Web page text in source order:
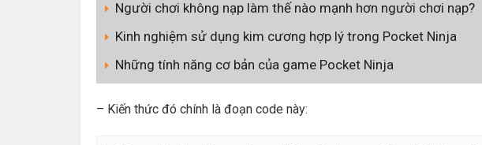
Người chơi không nạp làm thế nào mạnh hơn người chơi nạp?
Kinh nghiệm sử dụng kim cương hợp lý trong Pocket Ninja
Những tính năng cơ bản của game Pocket Ninja
– Kiến thức đó chính là đoạn code này: